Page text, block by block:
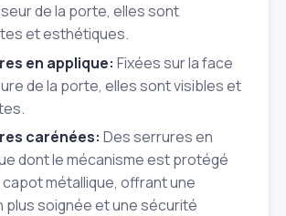
de la porte, elles sont
et esthétiques.
en applique: Fixées sur la face
de la porte, elles sont visibles et
carénées: Des serrures en
dont le mécanisme est protégé
capot métallique, offrant une
plus soignée et une sécurité